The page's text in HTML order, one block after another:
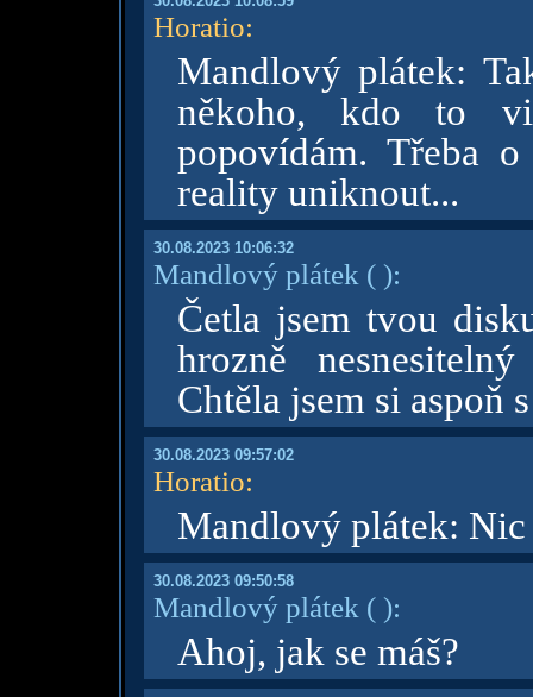
Horatio:
Mandlový plátek:
někoho, kdo to
popovídám. Třeba
reality uniknout...
30.08.2023 10:06:32
Mandlový plátek ( ):
Četla jsem tvou
hrozně
Chtěla jsem si aspoň
30.08.2023 09:57:02
Horatio:
Mandlový plátek: Nic
30.08.2023 09:50:58
Mandlový plátek ( ):
Ahoj, jak se máš?